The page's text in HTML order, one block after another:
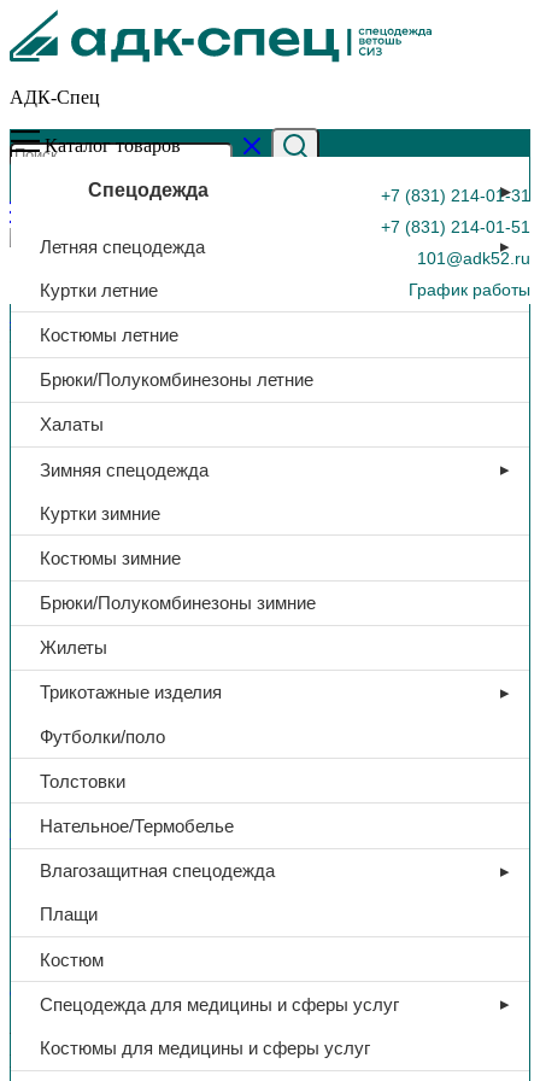
АДК-Спец
+7 (831) 214-01-31
+7 (831) 214-01-51
101@adk52.ru
График работы
0
Каталог товаров
Спецодежда
Летняя спецодежда
Куртки летние
Костюмы летние
Брюки/Полукомбинезоны летние
Халаты
Зимняя спецодежда
Куртки зимние
Костюмы зимние
Брюки/Полукомбинезоны зимние
Жилеты
Трикотажные изделия
Футболки/поло
Толстовки
Нательное/Термобелье
Влагозащитная спецодежда
Плащи
Костюм
Спецодежда для медицины и сферы услуг
Костюмы для медицины и сферы услуг
Главная страница»Каталог»Щиток защитный «КБТ
ВИЗИОН TITAN», арт. 04380
СИЗ
Щиток защитный «КБТ
ВИЗИОН TITAN», арт. 04380
В избранное
Поделиться:
Поделиться в Telegram
Поделиться в